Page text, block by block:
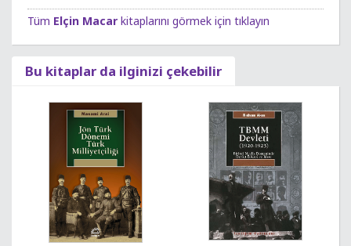
Tüm Elçin Macar kitaplarını görmek için tıklayın
Bu kitaplar da ilginizi çekebilir